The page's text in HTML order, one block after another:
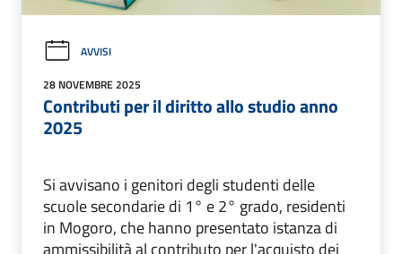
AVVISI
28 NOVEMBRE 2025
Contributi per il diritto allo studio anno
2025
Si avvisano i genitori degli studenti delle
scuole secondarie di 1° e 2° grado, residenti
in Mogoro, che hanno presentato istanza di